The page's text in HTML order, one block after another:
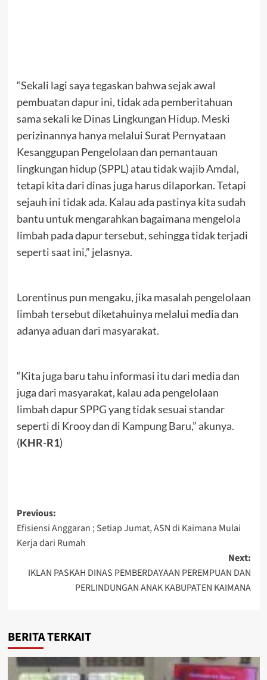
“Sekali lagi saya tegaskan bahwa sejak awal
pembuatan dapur ini, tidak ada pemberitahuan
sama sekali ke Dinas Lingkungan Hidup. Meski
perizinannya hanya melalui Surat Pernyataan
Kesanggupan Pengelolaan dan pemantauan
lingkungan hidup (SPPL) atau tidak wajib Amdal,
tetapi kita dari dinas juga harus dilaporkan. Tetapi
sejauh ini tidak ada. Kalau ada pastinya kita sudah
bantu untuk mengarahkan bagaimana mengelola
limbah pada dapur tersebut, sehingga tidak terjadi
seperti saat ini,” jelasnya.
Lorentinus pun mengaku, jika masalah pengelolaan
limbah tersebut diketahuinya melalui media dan
adanya aduan dari masyarakat.
“Kita juga baru tahu informasi itu dari media dan
juga dari masyarakat, kalau ada pengelolaan
limbah dapur SPPG yang tidak sesuai standar
seperti di Krooy dan di Kampung Baru,” akunya.
(KHR-R1)
Post
navigation
Previous:
Efisiensi Anggaran ; Setiap Jumat, ASN di Kaimana Mulai
Kerja dari Rumah
Next:
IKLAN PASKAH DINAS PEMBERDAYAAN PEREMPUAN DAN
PERLINDUNGAN ANAK KABUPATEN KAIMANA
BERITA TERKAIT